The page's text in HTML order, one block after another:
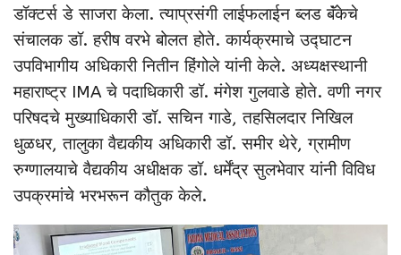
डॉक्टर्स डे साजरा केला. त्याप्रसंगी लाईफलाईन ब्लड बॅंकेचे
संचालक डॉ. हरीष वरभे बोलत होते. कार्यक्रमाचे उद्घाटन
उपविभागीय अधिकारी नितीन हिंगोले यांनी केले. अध्यक्षस्थानी
महाराष्ट्र IMA चे पदाधिकारी डॉ. मंगेश गुलवाडे होते. वणी नगर
परिषदचे मुख्याधिकारी डॉ. सचिन गाडे, तहसिलदार निखिल
धुळधर, तालुका वैद्यकीय अधिकारी डॉ. समीर थेरे, ग्रामीण
रुग्णालयाचे वैद्यकीय अधीक्षक डॉ. धर्मेंद्र सुलभेवार यांनी विविध
उपक्रमांचे भरभरून कौतुक केले.